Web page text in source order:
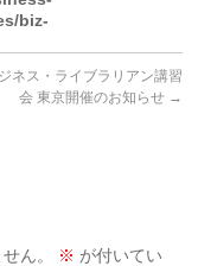
biz-
ネス・ライブラリアン講習
会 東京開催のお知らせ →
ん。 ※ が付いてい